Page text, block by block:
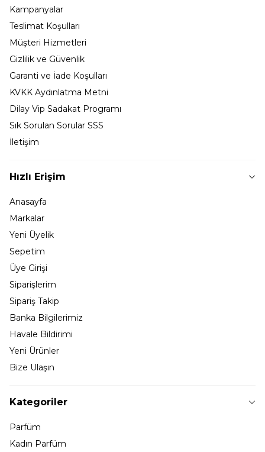
Kampanyalar
Teslimat Koşulları
Müşteri Hizmetleri
Gizlilik ve Güvenlik
Garanti ve İade Koşulları
KVKK Aydınlatma Metni
Dilay Vip Sadakat Programı
Sık Sorulan Sorular SSS
İletişim
Hızlı Erişim
Anasayfa
Markalar
Yeni Üyelik
Sepetim
Üye Girişi
Siparişlerim
Sipariş Takip
Banka Bilgilerimiz
Havale Bildirimi
Yeni Ürünler
Bize Ulaşın
Kategoriler
Parfüm
Kadın Parfüm